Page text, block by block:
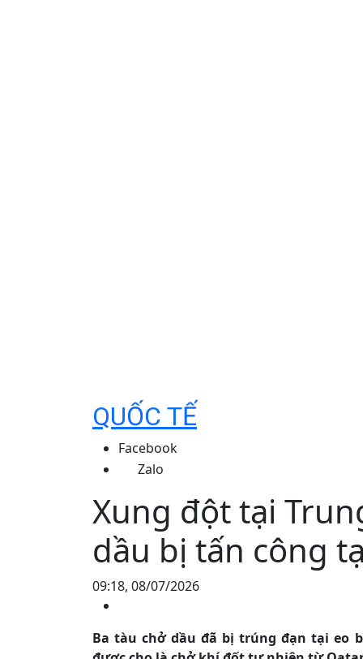
QUỐC TẾ
Facebook
Zalo
Xung đột tại
dầu bị tấn công
09:18, 08/07/2026
Ba tàu chở dầu đã bị trúng đạn tại eo